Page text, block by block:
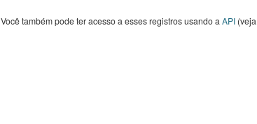
Você também pode ter acesso a esses registros usando a API(veja